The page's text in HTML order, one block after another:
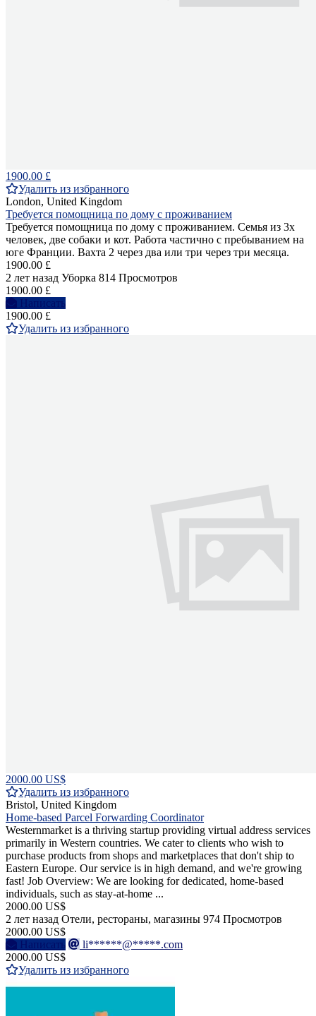
1900.00 £
Удалить из избранного
London, United Kingdom
Требуется помощница по дому с проживанием
Требуется помощница по дому с проживанием. Семья из 3х
человек, две собаки и кот. Работа частично с пребыванием на
юге Франции. Вахта 2 через два или три через три месяца.
1900.00 £
2 лет назад Уборка 814 Просмотров
1900.00 £
Написать
1900.00 £
Удалить из избранного
2000.00 US$
Удалить из избранного
Bristol, United Kingdom
Home-based Parcel Forwarding Coordinator
Westernmarket is a thriving startup providing virtual address services
primarily in Western countries. We cater to clients who wish to
purchase products from shops and marketplaces that don't ship to
Eastern Europe. Our service is in high demand, and we're growing
fast! Job Overview: We are looking for dedicated, home-based
individuals, such as stay-at-home ...
2000.00 US$
2 лет назад Отели, рестораны, магазины 974 Просмотров
2000.00 US$
Написать
li******@*****.com
2000.00 US$
Удалить из избранного